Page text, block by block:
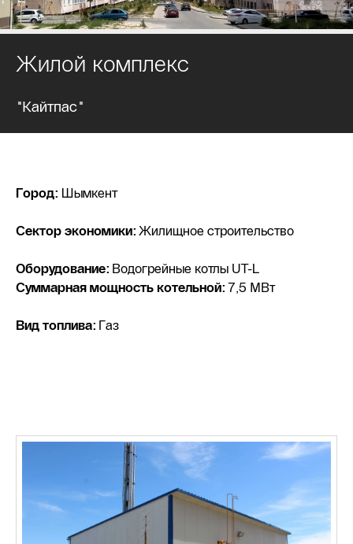
Жилой комплекс
"Кайтпас"
Город: Шымкент
Сектор экономики: Жилищное строительство
Оборудование: Водогрейные котлы UT-L
Суммарная мощность котельной: 7,5 МВт
Вид топлива: Газ